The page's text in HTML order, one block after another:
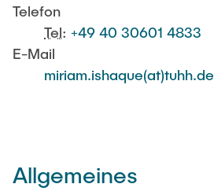
Phil Röttger
Farida Touni
Partner
Ehemalige
Telefon
Tel: +49 40 30601 4833
E-Mail
miriam.ishaque(at)tuhh.de
Allgemeines